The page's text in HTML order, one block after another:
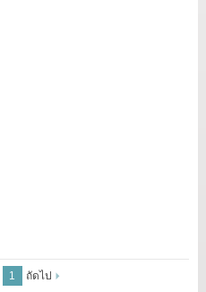
1 ถัดไป